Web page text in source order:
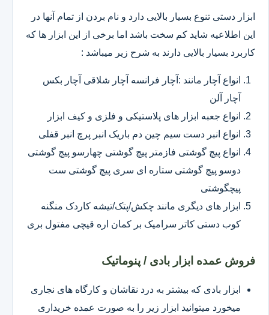
ابزار دستی تنوع بسیار بالایی دارد و نام بردن از تمام آنها در
این اطلاعیه شاید کم سخت باشد اما برخی از این ابزار ها که
کاربرد بسیار بالایی دارند به شرح زیر میباشد :
انواع آچار مانند :آچار فرانسه آچار شلاقی آچار بکس
آچار آلن
انواع جعبه ابزار های پلاستیکی و فلزی و کیف ابزار
انواع انبر دست سیم چین دم باریک انبر پرچ انبر قفلی
انواع پیچ گوشتی فازمتر پیچ گوشتی چهارسو پیچ گوشتی
دوسو پیچ گوشتی ستاره ای سری پیچ گوشتی ست
پیچگوشتی
ابزار های دیگری مانند چکش/پتک/تیشه کاردک منگنه
کوب دستی کاتر سرامیک بر کمان اره قیچی مفتول بری
فروش عمده ابزار بادی / پنوماتیک
ابزار بادی که بیشتر به درد نقاشان و کارگاه های نجاری
میخورد میتوانید ابزار زیر را به صورت عمده خریداری